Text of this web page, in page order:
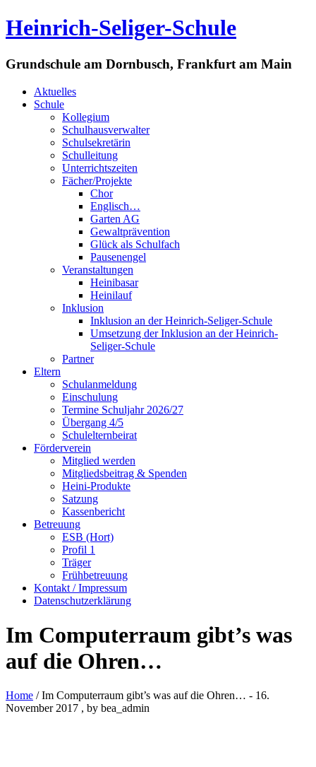
Heinrich-Seliger-Schule
Grundschule am Dornbusch, Frankfurt am Main
Aktuelles
Schule
Kollegium
Schulhausverwalter
Schulsekretärin
Schulleitung
Unterrichtszeiten
Fächer/Projekte
Chor
Englisch…
Garten AG
Gewaltprävention
Glück als Schulfach
Pausenengel
Veranstaltungen
Heinibasar
Heinilauf
Inklusion
Inklusion an der Heinrich-Seliger-Schule
Umsetzung der Inklusion an der Heinrich-
Seliger-Schule
Partner
Eltern
Schulanmeldung
Einschulung
Termine Schuljahr 2026/27
Übergang 4/5
Schulelternbeirat
Förderverein
Mitglied werden
Mitgliedsbeitrag & Spenden
Heini-Produkte
Satzung
Kassenbericht
Betreuung
ESB (Hort)
Profil 1
Träger
Frühbetreuung
Kontakt / Impressum
Datenschutzerklärung
Im Computerraum gibt’s was
auf die Ohren…
Home / Im Computerraum gibt’s was auf die Ohren… - 16.
November 2017 , by bea_admin